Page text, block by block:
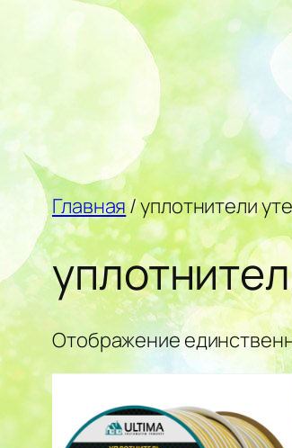
Главная/ уплотнители
Отображение